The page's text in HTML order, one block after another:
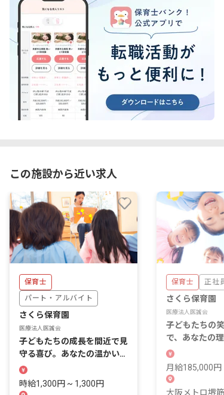
この施設から近い求人
保育士
パート・アルバイト
さくら保育園
医療法人医誠会
子どもたちの成長を間近で見
守る喜び。あなたの温かい手
が未来を育む場所です。
時給1,300円 ~ 1,300円
保育士 正社員
さくら保育園
医療法人医誠会
子どもたちの
で、あなたの
現しませんか
応援します。
月給185,000
大阪メトロ堺